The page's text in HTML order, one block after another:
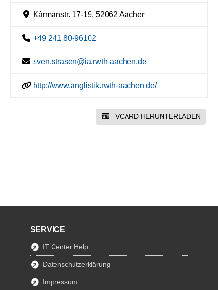
Kármánstr. 17-19, 52062 Aachen
+49 241 80-96102
sven.strasen@ia.rwth-aachen.de
http://www.anglistik.rwth-aachen.de/
VCARD HERUNTERLADEN
SERVICE
IT Center Help
Datenschutzerklärung
Impressum